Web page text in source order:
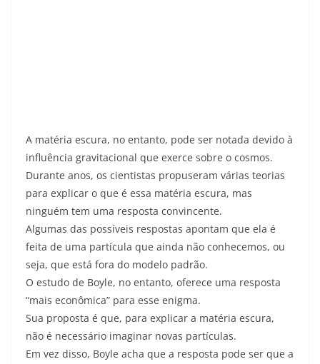
A matéria escura, no entanto, pode ser notada devido à
influência gravitacional que exerce sobre o cosmos.
Durante anos, os cientistas propuseram várias teorias
para explicar o que é essa matéria escura, mas
ninguém tem uma resposta convincente.
Algumas das possíveis respostas apontam que ela é
feita de uma partícula que ainda não conhecemos, ou
seja, que está fora do modelo padrão.
O estudo de Boyle, no entanto, oferece uma resposta
“mais econômica” para esse enigma.
Sua proposta é que, para explicar a matéria escura,
não é necessário imaginar novas partículas.
Em vez disso, Boyle acha que a resposta pode ser que a